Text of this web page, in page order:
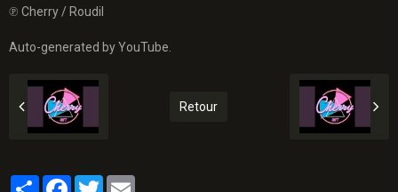
℗ Cherry / Roudil
Auto-generated by YouTube.
Retour
PartagerFacebook
Twitter